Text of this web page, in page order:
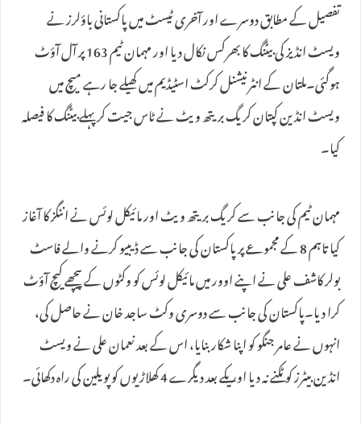
تفصیل کے مطابق دوسرے اور آخری ٹیسٹ میں پاکستانی باؤلرز نے
ویسٹ انڈیز کی بیٹنگ کا بھرکس نکال دیا اور مہمان ٹیم 163 پر آل آؤٹ
ہوگئی۔ملتان کے انٹرنیشنل کرکٹ اسٹیڈیم میں کھیلے جا رہے میچ میں
ویسٹ انڈین کپتان کریگ بریتھ ویٹ نے ٹاس جیت کر پہلے بیٹنگ کا فیصلہ
کیا۔
مہمان ٹیم کی جانب سے کریگ بریتھ ویٹ اور مائیکل لوئس نے اننگز کا آغاز
کیا تاہم 8 کے مجموعے پر پاکستان کی جانب سے ڈیبیو کرنے والے فاسٹ
بولر کاشف علی نے اپنے اوور میں مائیکل لوئس کو وکٹوں کے پیچھے کیچ آؤٹ
کرا دیا۔پاکستان کی جانب سے دوسری وکٹ ساجد خان نے حاصل کی،
انہوں نے عامر جنگو کو اپنا شکار بنایا، اس کے بعد نعمان علی نے ویسٹ
انڈین بیٹرز کو ٹکنے نہ دیا اور یکے بعد دیگرے 4 کھلاڑیوں کو پویلین کی راہ دکھائی۔